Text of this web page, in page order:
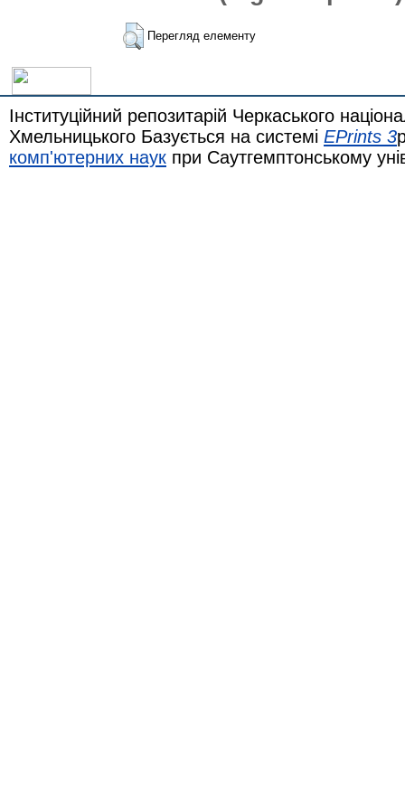
Перегляд елементу
Інституційний репозитарій Черкаського
Хмельницького Базується на системі EPrints 3
комп'ютерних наук при Саутгемптонському